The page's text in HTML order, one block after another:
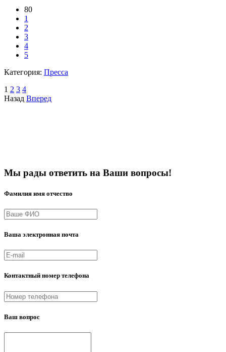
80
1
2
3
4
5
Категория: Пресса
1 2 3 4
Назад Вперед
Мы рады ответить на Ваши вопросы!
Фамилия имя отчество
Ваша электронная почта
Контактный номер телефона
Ваш вопрос